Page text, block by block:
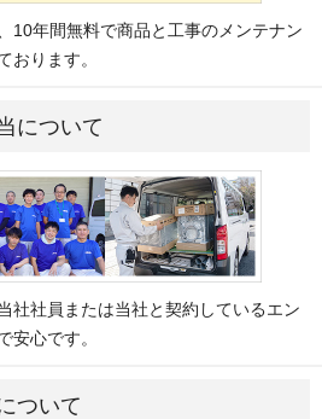
10年間無料で商品と工事のメンテナン
おります。
について
社社員または当社と契約しているエン
安心です。
ついて